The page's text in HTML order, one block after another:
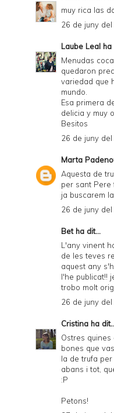
muy rica las
26 de juny
Laube Leal ha
Menudas
quedaron
variedad que
mundo.
Esa primera
delicia y muy
Besitos
26 de juny
Marta
Aquesta de
per sant Pere
ja buscarem
26 de juny
Betha dit...
L'any vinent
de les teves
aquest any
l'he publicat!!
trobo molt
26 de juny
Cristina ha
Ostres quines
bones que
la de trufa
abans i tot,
:P
Petons!